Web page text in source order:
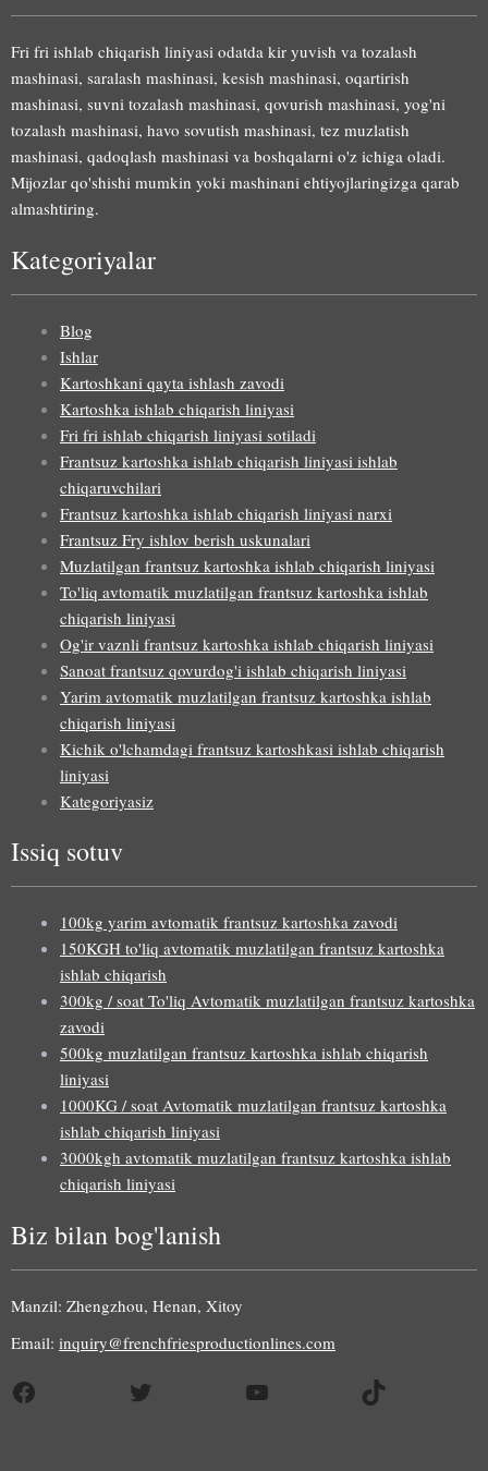
Fri fri ishlab chiqarish liniyasi odatda kir yuvish va tozalash
mashinasi, saralash mashinasi, kesish mashinasi, oqartirish
mashinasi, suvni tozalash mashinasi, qovurish mashinasi, yog'ni
tozalash mashinasi, havo sovutish mashinasi, tez muzlatish
mashinasi, qadoqlash mashinasi va boshqalarni o'z ichiga oladi.
Mijozlar qo'shishi mumkin yoki mashinani ehtiyojlaringizga qarab
almashtiring.
Kategoriyalar
Blog
Ishlar
Kartoshkani qayta ishlash zavodi
Kartoshka ishlab chiqarish liniyasi
Fri fri ishlab chiqarish liniyasi sotiladi
Frantsuz kartoshka ishlab chiqarish liniyasi ishlab
chiqaruvchilari
Frantsuz kartoshka ishlab chiqarish liniyasi narxi
Frantsuz Fry ishlov berish uskunalari
Muzlatilgan frantsuz kartoshka ishlab chiqarish liniyasi
To'liq avtomatik muzlatilgan frantsuz kartoshka ishlab
chiqarish liniyasi
Og'ir vaznli frantsuz kartoshka ishlab chiqarish liniyasi
Sanoat frantsuz qovurdog'i ishlab chiqarish liniyasi
Yarim avtomatik muzlatilgan frantsuz kartoshka ishlab
chiqarish liniyasi
Kichik o'lchamdagi frantsuz kartoshkasi ishlab chiqarish
liniyasi
Kategoriyasiz
Issiq sotuv
100kg yarim avtomatik frantsuz kartoshka zavodi
150KGH to'liq avtomatik muzlatilgan frantsuz kartoshka
ishlab chiqarish
300kg / soat To'liq Avtomatik muzlatilgan frantsuz kartoshka
zavodi
500kg muzlatilgan frantsuz kartoshka ishlab chiqarish
liniyasi
1000KG / soat Avtomatik muzlatilgan frantsuz kartoshka
ishlab chiqarish liniyasi
3000kgh avtomatik muzlatilgan frantsuz kartoshka ishlab
chiqarish liniyasi
Biz bilan bog'lanish
Manzil: Zhengzhou, Henan, Xitoy
Email: inquiry@frenchfriesproductionlines.com
Facebook Twitter YouTube TikTok